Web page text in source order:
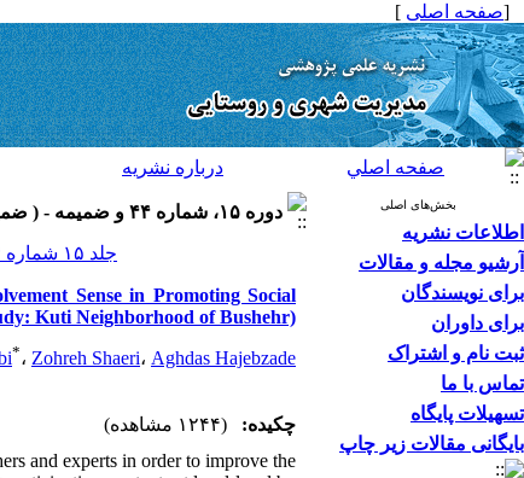
[صفحه اصلی ]
صفحه اصلي درباره نشريه
بخش‌های اصلی
اطلاعات نشریه
آرشیو مجله و مقالات
برای نویسندگان
برای داوران
ثبت نام و اشتراک
تماس با ما
تسهیلات پایگاه
بایگانی مقالات زیر چاپ
دوره ۱۵، شماره ۴۴ و ضميمه - ( ضميمه لاتين ۱۳۹۵ )
جلد ۱۵ شماره ۴۴ و ضميمه صفحات ۲۴-۷
Sense in Promoting Social
Kuti Neighborhood of Bushehr)
*، Zohreh Shaeri، Aghdas Hajebzade
چکیده:
(۱۲۴۴ مشاهده)
and experts in order to improve the